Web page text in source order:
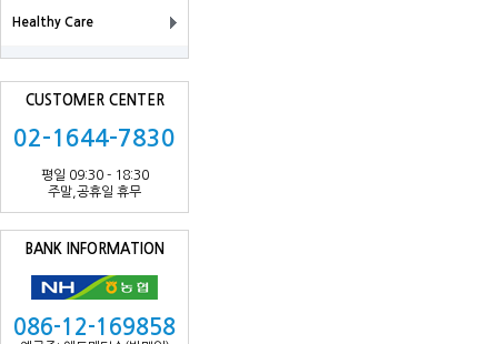
Healthy Care
CUSTOMER CENTER
02-1644-7830
평일 09:30 - 18:30
주말,공휴일 휴무
BANK INFORMATION
086-12-169858